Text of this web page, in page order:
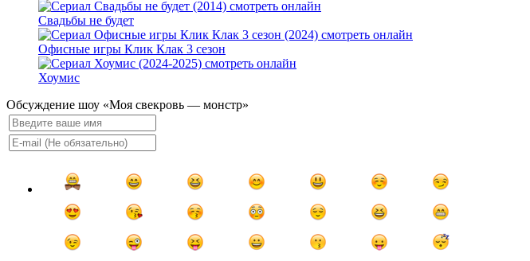
Свадьбы не будет
Офисные игры Клик Клак 3 сезон
Хоумис
Обсуждение шоу «Моя свекровь — монстр»